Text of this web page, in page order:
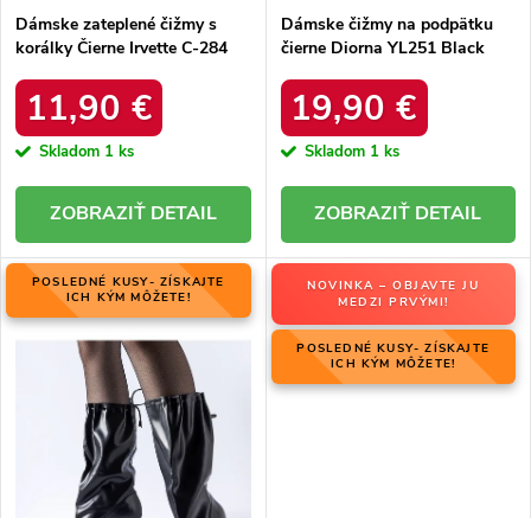
Dámske zateplené čižmy s
korálky Čierne Irvette C-284
11,90 €
Skladom 1 ks
DETAIL
Dámske čižmy na podpätku
čierne Diorna YL251 Black
19,90 €
Skladom 1 ks
DETAIL
POSLEDNÉ KUSY- ZÍSKAJTE
ICH KÝM MÔŽETE!
NOVINKA – OBJAVTE JU
MEDZI PRVÝMI!
POSLEDNÉ KUSY- ZÍSKAJTE
ICH KÝM MÔŽETE!